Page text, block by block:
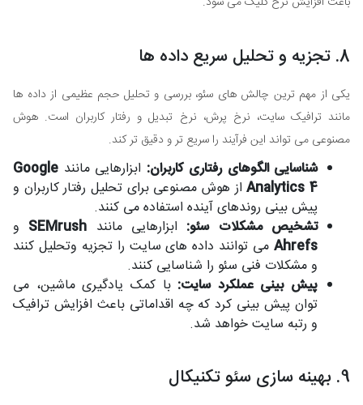
8. تجزیه و تحلیل سریع داده ها
یکی از مهم ترین چالش های سئو، بررسی و تحلیل حجم عظیمی از داده ها
مانند ترافیک سایت، نرخ پرش، نرخ تبدیل و رفتار کاربران است. هوش
مصنوعی می تواند این فرآیند را سریع تر و دقیق تر کند.
شناسایی الگوهای رفتاری کاربران: ابزارهایی مانند Google
Analytics 4از هوش مصنوعی برای تحلیل رفتار کاربران و
پیش بینی روندهای آینده استفاده می کنند.
تشخیص مشکلات سئو: ابزارهایی مانند SEMrush و
Ahrefs می توانند داده های سایت را تجزیه وتحلیل کنند
و مشکلات فنی سئو را شناسایی کنند.
پیش بینی عملکرد سایت: با کمک یادگیری ماشین، می
توان پیش بینی کرد که چه اقداماتی باعث افزایش ترافیک
و رتبه سایت خواهد شد.
9. بهینه سازی سئو تکنیکال